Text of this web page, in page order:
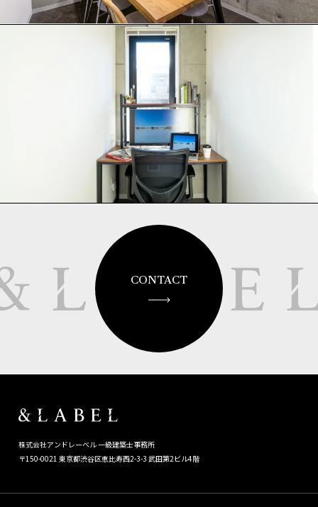
CONTACT
株式会社アンドレーベル 一級建築士事務所
〒150-0021 東京都渋谷区恵比寿西2-3-3 武田第2ビル4階